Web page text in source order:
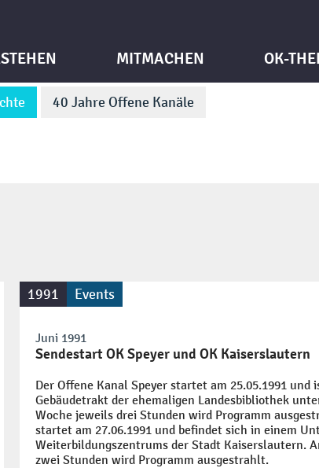
40 Jahre Offene Kanäle
MITMACHEN OK-
1991 Events
Juni 1991
Sendestart OK Speyer und OK Kaiserslautern
Der Offene Kanal Speyer startet am 25.05.1991 und
Gebäudetrakt der ehemaligen Landesbibliothek
Woche jeweils drei Stunden wird Programm
startet am 27.06.1991 und befindet sich in einem
Weiterbildungszentrums der Stadt Kaiserslautern.
zwei Stunden wird Programm ausgestrahlt.